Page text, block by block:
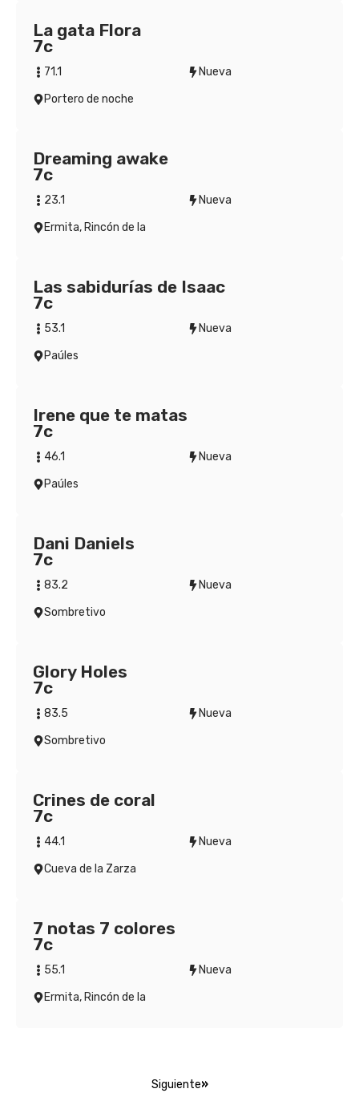
La gata Flora
7c
71.1
Nueva
Portero de noche
Dreaming awake
7c
23.1
Nueva
Ermita, Rincón de la
Las sabidurías de Isaac
7c
53.1
Nueva
Paúles
Irene que te matas
7c
46.1
Nueva
Paúles
Dani Daniels
7c
83.2
Nueva
Sombretivo
Glory Holes
7c
83.5
Nueva
Sombretivo
Crines de coral
7c
44.1
Nueva
Cueva de la Zarza
7 notas 7 colores
7c
55.1
Nueva
Ermita, Rincón de la
Siguiente»